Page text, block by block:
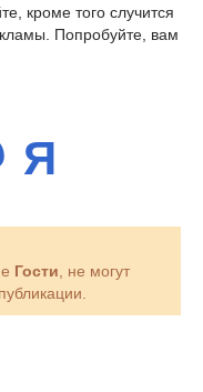
кроме того случится
Попробуйте, вам
Гости , не могут